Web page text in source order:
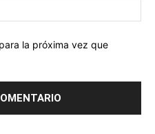
la próxima vez que